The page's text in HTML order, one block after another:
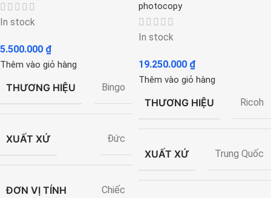
In stock
5.500.000 ₫
Thêm vào giỏ hàng
THƯƠNG HIỆU Bingo
XUẤT XỨ Đức
ĐƠN VỊ TÍNH Chiếc
photocopy
In stock
19.250.000 ₫
Thêm vào giỏ hàng
THƯƠNG HIỆU Ricoh
XUẤT XỨ Trung Quốc